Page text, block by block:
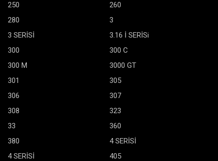
250
260
280
3
3 SERİSİ
3.16 İ SERİSi
300
300 C
300 M
3000 GT
301
305
306
307
308
323
33
360
380
4 SERİSİ
4 SERİSİ
405